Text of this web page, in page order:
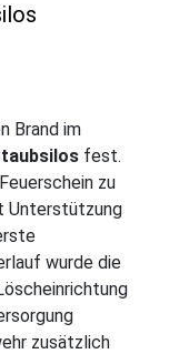
Brand im
fest.
zu
Unterstützung
wurde die
zusätzlich